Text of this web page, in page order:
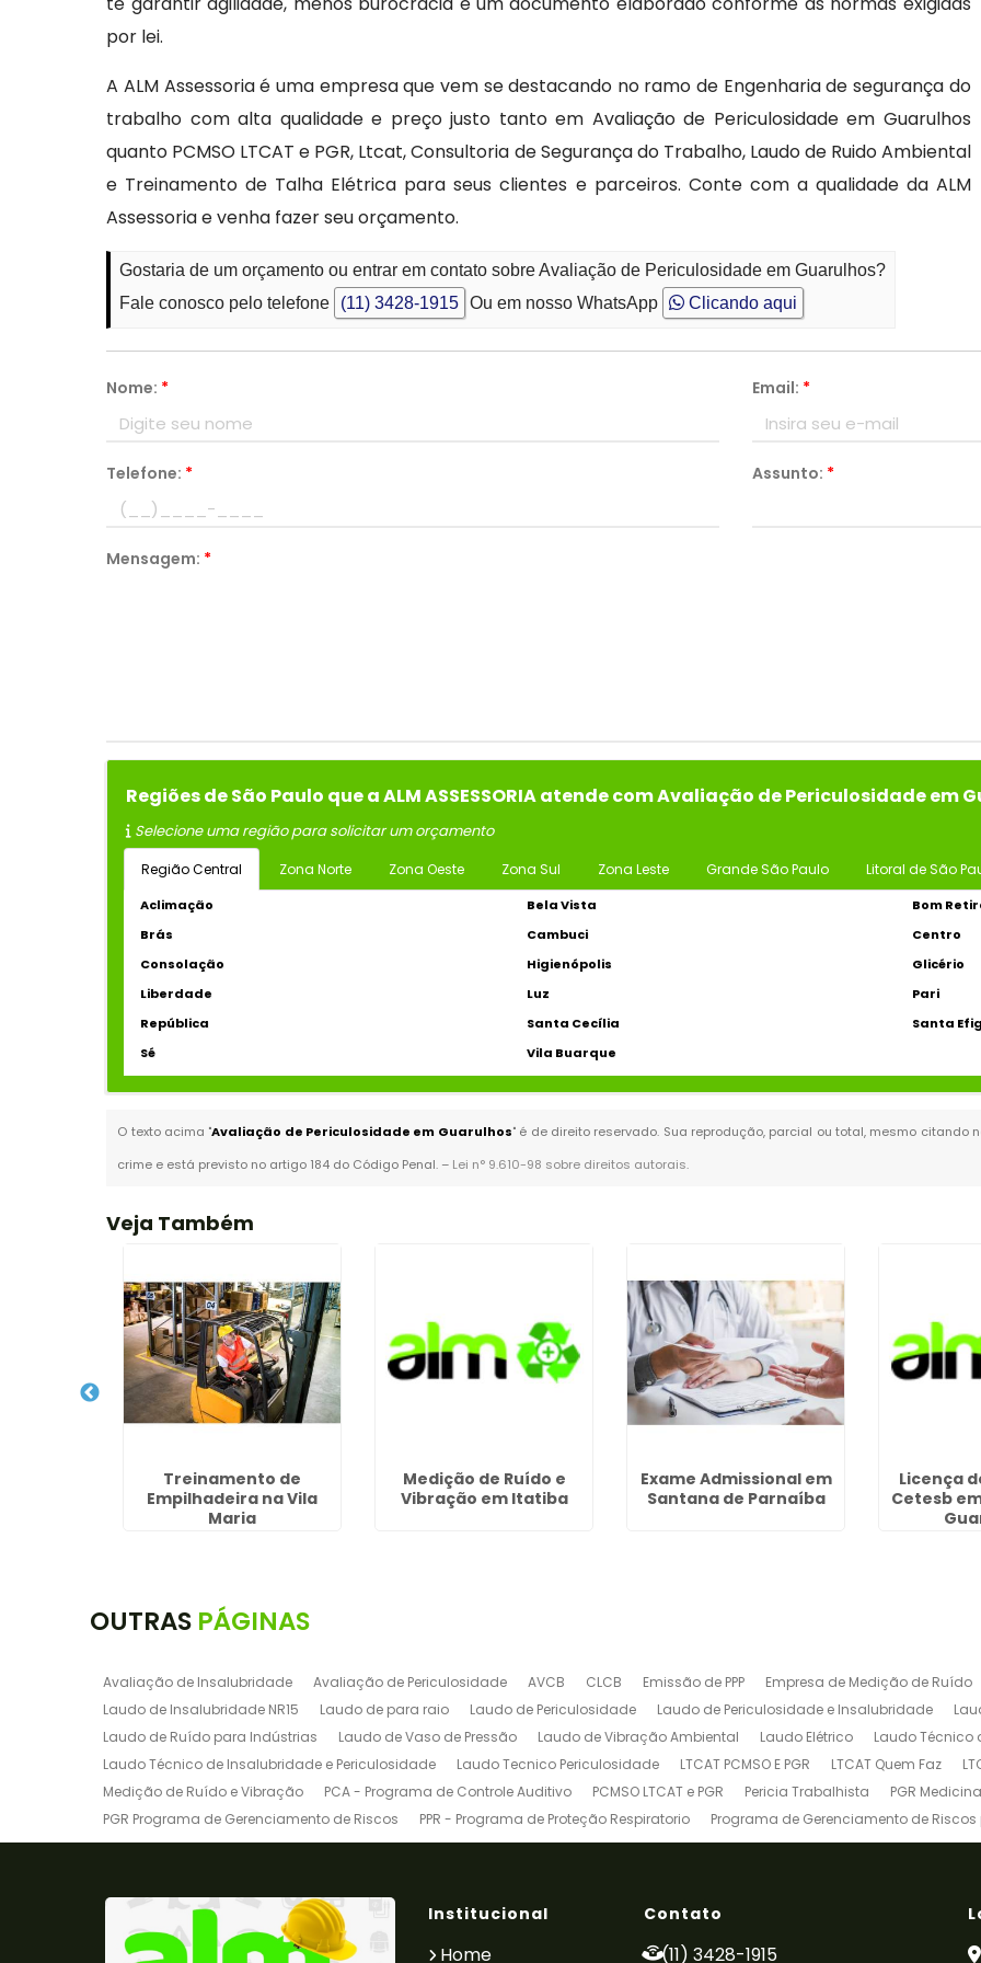
por lei.
A ALM Assessoria é uma empresa que vem se destacando no ramo de Engenharia de segurança do
trabalho com alta qualidade e preço justo tanto em Avaliação de Periculosidade em Guarulhos
quanto PCMSO LTCAT e PGR, Ltcat, Consultoria de Segurança do Trabalho, Laudo de Ruido Ambiental
e Treinamento de Talha Elétrica para seus clientes e parceiros. Conte com a qualidade da ALM
Assessoria e venha fazer seu orçamento.
Gostaria de um orçamento ou entrar em contato sobre Avaliação de Periculosidade em Guarulhos?
Fale conosco pelo telefone
(11) 3428-1915 Ou em nosso WhatsApp Clicando aqui
Nome: * Email: *
Telefone: * Assunto: *
Mensagem: *
Regiões de São Paulo que a ALM ASSESSORIA atende com Avaliação de Periculosidade em
Selecione uma região para solicitar um orçamento
Região Central Zona Norte Zona Oeste Zona Sul Zona Leste Grande São Paulo Litoral de São
Aclimação Bela Vista
Bom
Brás
Cambuci
Centro
Consolação
Higienópolis
Glicério
Liberdade
Luz
Pari
República
Santa Cecília
Santa
Sé
Vila Buarque
O texto acima "Avaliação de Periculosidade em Guarulhos" é de direito reservado. Sua reprodução, parcial ou total, mesmo
crime e está previsto no artigo 184 do Código Penal. – Lei n° 9.610-98 sobre direitos autorais.
Veja Também
Treinamento de
Empilhadeira na Vila
Maria
Medição de Ruído e
Vibração em Itatiba
Exame Admissional em
Santana de Parnaíba
Licença
Cetesb
OUTRAS PÁGINAS
Avaliação de Insalubridade Avaliação de Periculosidade AVCB CLCB Emissão de PPP Empresa de Medição de Ruído
Laudo de Insalubridade NR15
Laudo de para raio Laudo de Periculosidade Laudo de Periculosidade e Insalubridade
Laudo de Ruído para Indústrias
Laudo de Vaso de Pressão Laudo de Vibração Ambiental Laudo Elétrico
Laudo Técnico
Laudo Técnico de Insalubridade e Periculosidade
Laudo Tecnico Periculosidade LTCAT PCMSO E PGR LTCAT Quem Faz
Medição de Ruído e Vibração
PCA - Programa de Controle Auditivo PCMSO LTCAT e PGR Pericia Trabalhista PGR
PGR Programa de Gerenciamento de Riscos
PPR - Programa de Proteção Respiratorio
Programa de Gerenciamento de Riscos
Programa de Gerenciamento de Riscos para Indústrias
Treinamento de Brigada de Incêndio Treinamento de Brigada de
Treinamento de Ponte Rolante
Treinamento de SEP
Ltcat Pgr e Pcmso Laudo de Insalubridade
Institucional
Home
Contato
(11) 3428-1915